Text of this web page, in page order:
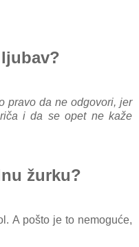
pravo da ne odgovori, jer
i da se opet ne kaže
žurku?
A pošto je to nemoguće,